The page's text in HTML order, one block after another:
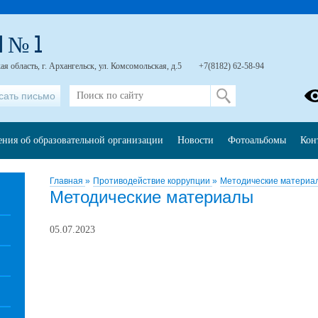
Главная » Противодействие коррупции » Методические
Методические материалы
05.07.2023
№ 1
область, г. Архангельск, ул. Комсомольская, д.5 +7(8182) 62-58-94
письмо
об образовательной организации Новости Фотоальбомы